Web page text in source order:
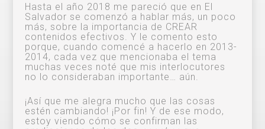
Hasta el año 2018 me pareció que en El
Salvador se comenzó a hablar más, un poco
más, sobre la importancia de CREAR
contenidos efectivos. Y le comento esto
porque, cuando comencé a hacerlo en 2013-
2014, cada vez que mencionaba el tema
muchas veces noté que mis interlocutores
no lo consideraban importante… aún.
¡Así que me alegra mucho que las cosas
estén cambiando! ¡Por fin! Y de ese modo,
estoy viendo cómo se confirman las